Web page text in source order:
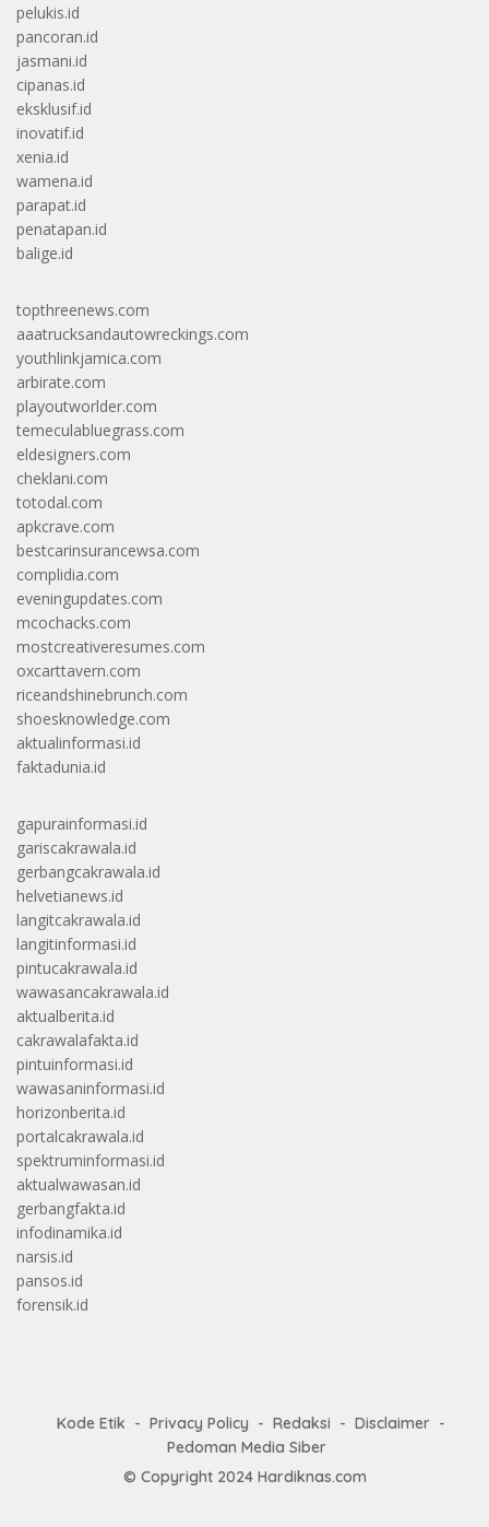
pelukis.id
pancoran.id
jasmani.id
cipanas.id
eksklusif.id
inovatif.id
xenia.id
wamena.id
parapat.id
penatapan.id
balige.id
topthreenews.com
aaatrucksandautowreckings.com
youthlinkjamica.com
arbirate.com
playoutworlder.com
temeculabluegrass.com
eldesigners.com
cheklani.com
totodal.com
apkcrave.com
bestcarinsurancewsa.com
complidia.com
eveningupdates.com
mcochacks.com
mostcreativeresumes.com
oxcarttavern.com
riceandshinebrunch.com
shoesknowledge.com
aktualinformasi.id
faktadunia.id
gapurainformasi.id
gariscakrawala.id
gerbangcakrawala.id
helvetianews.id
langitcakrawala.id
langitinformasi.id
pintucakrawala.id
wawasancakrawala.id
aktualberita.id
cakrawalafakta.id
pintuinformasi.id
wawasaninformasi.id
horizonberita.id
portalcakrawala.id
spektruminformasi.id
aktualwawasan.id
gerbangfakta.id
infodinamika.id
narsis.id
pansos.id
forensik.id
Kode Etik Privacy Policy Redaksi
Disclaimer
Pedoman Media Siber
© Copyright 2024 Hardiknas.com